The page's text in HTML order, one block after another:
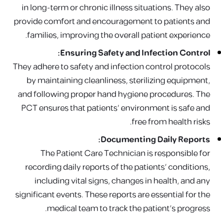
in long-term or chronic illness situations. They also
provide comfort and encouragement to patients and
families, improving the overall patient experience.
Ensuring Safety and Infection Control:
They adhere to safety and infection control protocols
by maintaining cleanliness, sterilizing equipment,
and following proper hand hygiene procedures. The
PCT ensures that patients' environment is safe and
free from health risks.
Documenting Daily Reports:
The Patient Care Technician is responsible for
recording daily reports of the patients' conditions,
including vital signs, changes in health, and any
significant events. These reports are essential for the
medical team to track the patient's progress.